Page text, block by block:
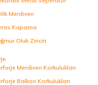
Merdiven
Kapama
Oluk Zinciri
Merdiven Korkulukları
Balkon Korkulukları